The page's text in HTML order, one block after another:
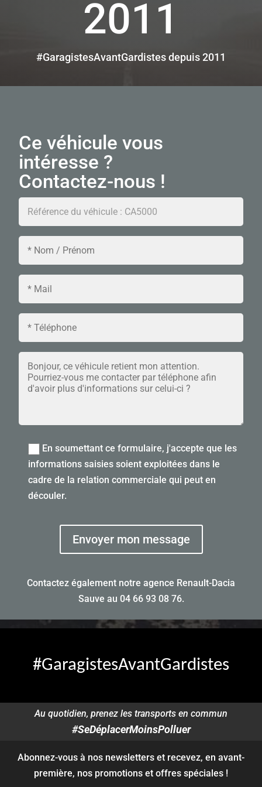
2011
#GaragistesAvantGardistes depuis 2011
Ce véhicule vous
intéresse ?
Contactez-nous !
En soumettant ce formulaire, j'accepte que les
informations saisies soient exploitées dans le
cadre de la relation commerciale qui peut en
découler.
Envoyer mon message
Contactez également notre agence Renault-Dacia
Sauve au 04 66 93 08 76.
#GaragistesAvantGardistes
Au quotidien, prenez les transports en commun
#SeDéplacerMoinsPolluer
Abonnez-vous à nos newsletters et recevez, en avant-
première, nos promotions et offres spéciales !